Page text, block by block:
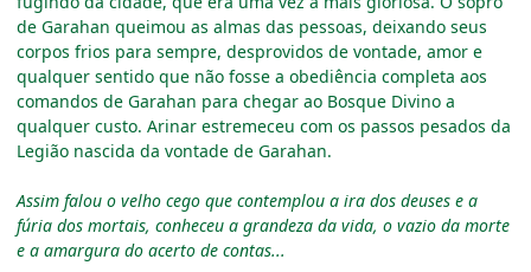
de Garahan queimou as almas das pessoas, deixando seus
corpos frios para sempre, desprovidos de vontade, amor e
qualquer sentido que não fosse a obediência completa aos
comandos de Garahan para chegar ao Bosque Divino a
qualquer custo. Arinar estremeceu com os passos pesados da
Legião nascida da vontade de Garahan.
Assim falou o velho cego que contemplou a ira dos deuses e a
fúria dos mortais, conheceu a grandeza da vida, o vazio da morte
e a amargura do acerto de contas...